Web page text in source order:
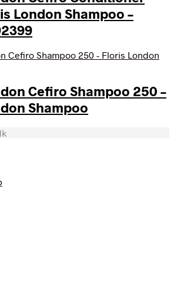
London Shampoo –
Cefiro Shampoo 250 –
Shampoo